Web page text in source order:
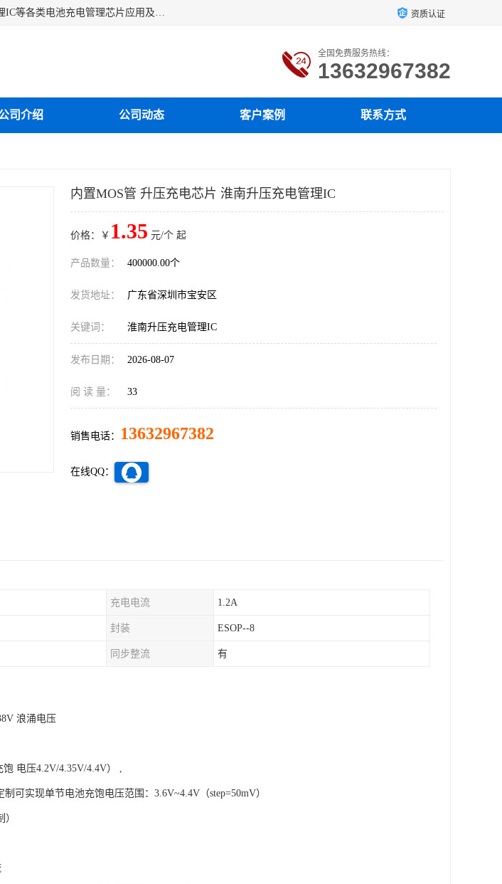
深圳市蓝鲸源科技有限公司是一家专注于开关型充电管理IC、线性充电管理IC、升压充电管理IC等各类电池充电管理芯片应用及芯片销售的企业，多年来公司为众多企业解决充电应用难题，设计缺陷，EMC超量等问题，是一家以充电技术指导为核心的充电芯片销售公司。 资质认证
全国免费服务热线：
13632967382
司介绍 公司动态 客户案例 联系方式
内置MOS管 升压充电芯片 淮南升压充电管理IC
价格：￥ 1.35 元/个 起
产品数量： 400000.00个
发货地址： 广东省深圳市宝安区
关键词： 淮南升压充电管理IC
发布日期： 2026-08-07
阅 读 量： 33
销售电话： 13632967382
在线QQ：
充电电流 1.2A
封装 ESOP--8
同步整流 有
浪涌电压
电压4.2V/4.35V/4.4V） ,
可实现单节电池充饱电压范围：3.6V~4.4V（step=50mV）
）